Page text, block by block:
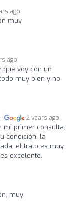
ago
muy
ago
que voy con un
muy bien y no
2 years ago
mi primer consulta.
condición, la
el trato es muy
excelente.
muy